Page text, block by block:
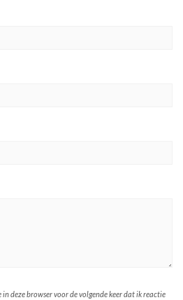
deze browser voor de volgende keer dat ik reactie